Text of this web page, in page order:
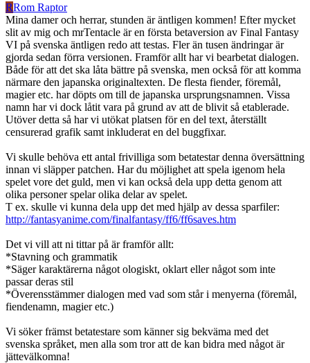
RRom Raptor
Mina damer och herrar, stunden är äntligen kommen! Efter mycket
slit av mig och mrTentacle är en första betaversion av Final Fantasy
VI på svenska äntligen redo att testas. Fler än tusen ändringar är
gjorda sedan förra versionen. Framför allt har vi bearbetat dialogen.
Både för att det ska låta bättre på svenska, men också för att komma
närmare den japanska originaltexten. De flesta fiender, föremål,
magier etc. har döpts om till de japanska ursprungsnamnen. Vissa
namn har vi dock låtit vara på grund av att de blivit så etablerade.
Utöver detta så har vi utökat platsen för en del text, återställt
censurerad grafik samt inkluderat en del buggfixar.
Vi skulle behöva ett antal frivilliga som betatestar denna översättning
innan vi släpper patchen. Har du möjlighet att spela igenom hela
spelet vore det guld, men vi kan också dela upp detta genom att
olika personer spelar olika delar av spelet.
T ex. skulle vi kunna dela upp det med hjälp av dessa sparfiler:
http://fantasyanime.com/finalfantasy/ff6/ff6saves.htm
Det vi vill att ni tittar på är framför allt:
*Stavning och grammatik
*Säger karaktärerna något ologiskt, oklart eller något som inte
passar deras stil
*Överensstämmer dialogen med vad som står i menyerna (föremål,
fiendenamn, magier etc.)
Vi söker främst betatestare som känner sig bekväma med det
svenska språket, men alla som tror att de kan bidra med något är
jättevälkomna!